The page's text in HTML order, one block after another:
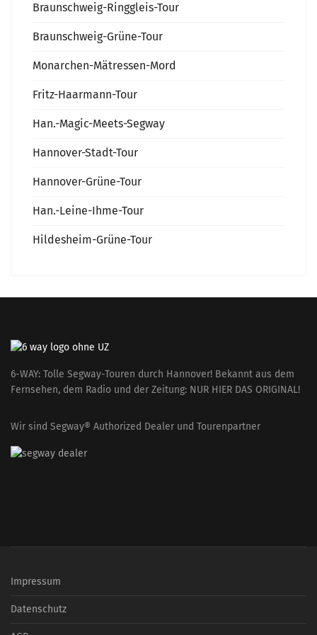
Braunschweig-Ringgleis-Tour
Braunschweig-Grüne-Tour
Monarchen-Mätressen-Mord
Fritz-Haarmann-Tour
Han.-Magic-Meets-Segway
Hannover-Stadt-Tour
Hannover-Grüne-Tour
Han.-Leine-Ihme-Tour
Hildesheim-Grüne-Tour
6-WAY: Tolle Segway-Touren durch Hannover! Bekannt aus dem
Fernsehen, dem Radio und der Zeitung: NUR HIER DAS ORIGINAL!
Wir sind Segway® Authorized Dealer und Tourenpartner
Impressum
Datenschutz